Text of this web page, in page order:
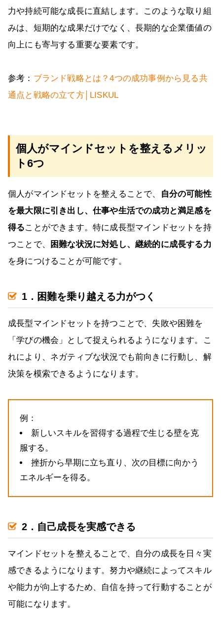
力や持続可能な成長に直結します。このような取り組
みは、短期的な成果だけでなく、長期的な企業価値の
向上にも寄与する重要な要素です。
参考： ブランド戦略とは？4つの成功事例から見る共
通点と戦略の立て方│LISKUL
個人がマインドセットを整えるメリッ
ト6つ
個人がマインドセットを整えることで、
自分の可能性
を最大限に引き出し、仕事や生活での成功と満足感を
得ることができます。特に成長型マインドセットを持
つことで、
困難な状況に対処し、継続的に成長する力
を身につけることが可能です。
1．困難を乗り越える力がつく
成長型マインドセットを持つことで、失敗や困難を
「学びの機会」として捉えられるようになります。こ
れにより、ネガティブな状況でも前向きに行動し、解
決策を模索できるようになります。
例：
新しいスキルを習得する過程で生じる壁を克
服する。
挫折から早期に立ち直り、次の目標に向かう
エネルギーを得る。
2．自己成長を実感できる
マインドセットを整えることで、自分の成長を日々実
感できるようになります。努力や継続によってスキル
や能力が向上するため、自信を持って行動することが
可能になります。